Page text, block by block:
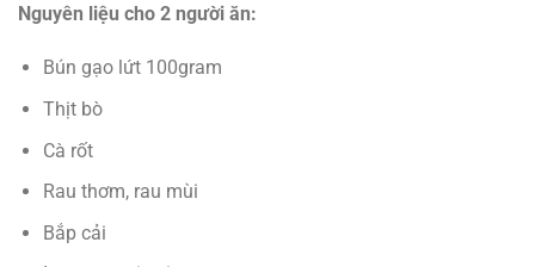
Nguyên liệu cho 2 người ăn:
Bún gạo lứt 100gram
Thịt bò
Cà rốt
Rau thơm, rau mùi
Bắp cải